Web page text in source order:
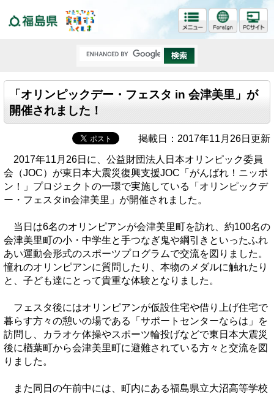
「オリンピックデー・フェスタ in 会津美里」が
開催されました！
掲載日：2017年11月26日更新
2017年11月26日に、公益財団法人日本オリンピック委員
会（JOC）が東日本大震災復興支援JOC「がんばれ！ニッポ
ン！」プロジェクトの一環で実施している「オリンピックデ
ー・フェスタin会津美里」が開催されました。
当日は6名のオリンピアンが会津美里町を訪れ、約100名の
会津美里町の小・中学生と手つなぎ鬼や綱引きといったふれ
あい運動会形式のスポーツプログラムで交流を図りました。
憧れのオリンピアンに質問したり、本物のメダルに触れたり
と、子ども達にとって貴重な体験となりました。
フェスタ後にはオリンピアンが仮設住宅や借り上げ住宅で
暮らす方々の憩いの場である「サポートセンターならは」を
訪問し、カラオケ体操やスポーツ輪投げなどで東日本大震災
後に楢葉町から会津美里町に避難されている方々と交流を図
りました。
また同日の午前中には、町内にある福島県立大沼高等学校